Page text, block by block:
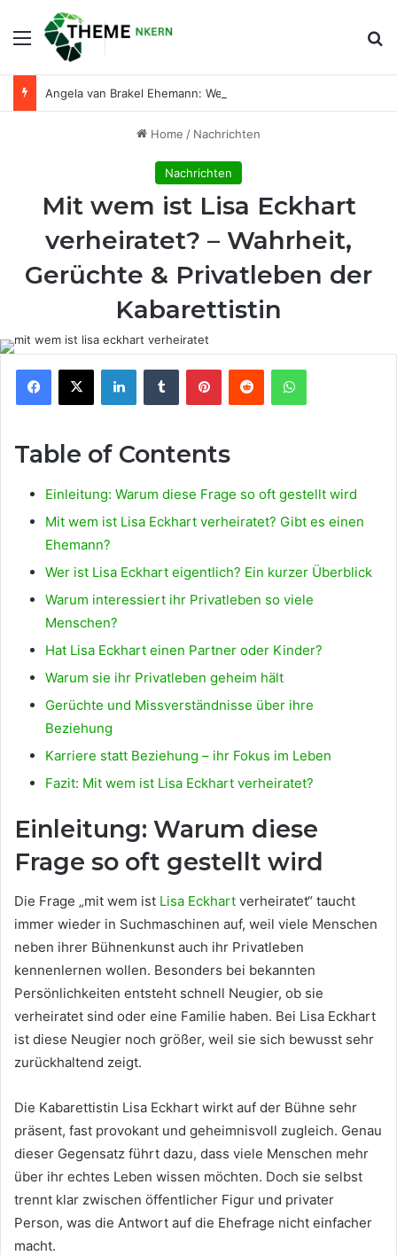
Menu
Home / Nachrichten
Nachrichten
Mit wem ist Lisa Eckhart
verheiratet? – Wahrheit,
Gerüchte & Privatleben der
Kabarettistin
Facebook
X LinkedInTumblr PinterestReddit WhatsApp
Table of Contents
Einleitung: Warum diese Frage so oft gestellt wird
Mit wem ist Lisa Eckhart verheiratet? Gibt es einen
Ehemann?
Wer ist Lisa Eckhart eigentlich? Ein kurzer Überblick
Warum interessiert ihr Privatleben so viele
Menschen?
Hat Lisa Eckhart einen Partner oder Kinder?
Warum sie ihr Privatleben geheim hält
Gerüchte und Missverständnisse über ihre
Beziehung
Karriere statt Beziehung – ihr Fokus im Leben
Fazit: Mit wem ist Lisa Eckhart verheiratet?
Einleitung: Warum diese
Frage so oft gestellt wird
Die Frage „mit wem ist Lisa Eckhart verheiratet“ taucht
immer wieder in Suchmaschinen auf, weil viele Menschen
neben ihrer Bühnenkunst auch ihr Privatleben
kennenlernen wollen. Besonders bei bekannten
Persönlichkeiten entsteht schnell Neugier, ob sie
verheiratet sind oder eine Familie haben. Bei Lisa Eckhart
ist diese Neugier noch größer, weil sie sich bewusst sehr
zurückhaltend zeigt.
Die Kabarettistin Lisa Eckhart wirkt auf der Bühne sehr
präsent, fast provokant und geheimnisvoll zugleich. Genau
dieser Gegensatz führt dazu, dass viele Menschen mehr
über ihr echtes Leben wissen möchten. Doch sie selbst
trennt klar zwischen öffentlicher Figur und privater
Person, was die Antwort auf die Ehefrage nicht einfacher
macht.